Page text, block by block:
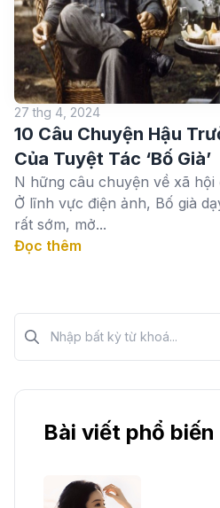
27 thg 4, 2024
10 Câu Chuyện Hậu
Của Tuyệt Tác ‘Bố Già’
N hững câu chuyện về xã
Ở lĩnh vực điện ảnh, Bố già
rất sớm, mở...
Đọc thêm
Tìm kiếm?>
Bài viết phổ biến